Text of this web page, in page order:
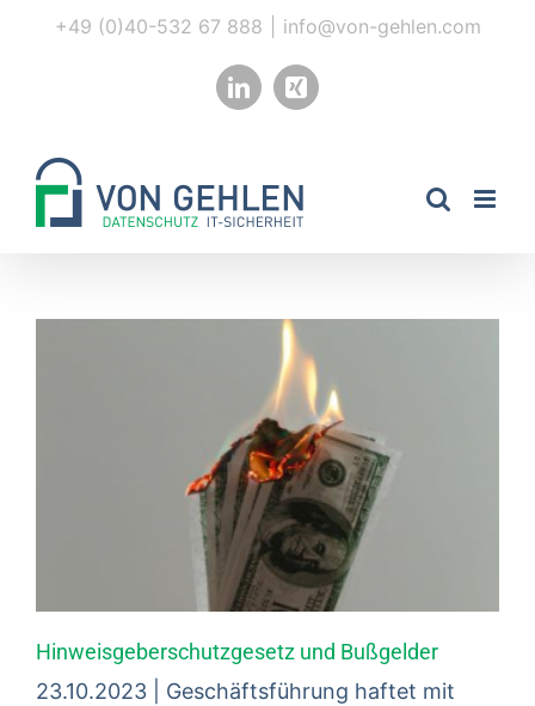
+49 (0)40-532 67 888 info@von-gehlen.com
LinkedIn
Xing
Hinweisgeberschutzgesetz und Bußgelder
23.10.2023 | Geschäftsführung haftet mit